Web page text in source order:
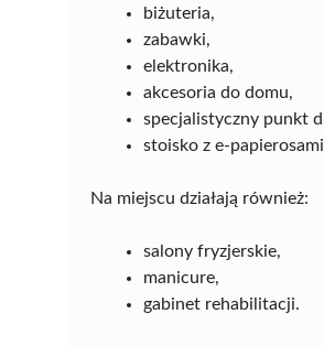
biżuteria,
zabawki,
elektronika,
akcesoria do domu,
specjalistyczny punkt
stoisko z e-
Na miejscu działają również:
salony fryzjerskie,
manicure,
gabinet rehabilitacji.